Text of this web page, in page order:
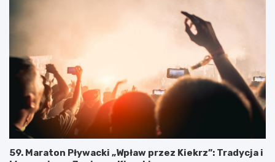
59. Maraton Pływacki „Wpław przez Kiekrz”: Tradycja i